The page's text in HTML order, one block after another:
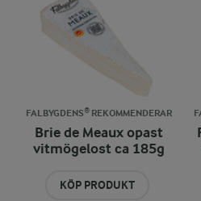
FALBYGDENS® REKOMMENDERAR
Brie de Meaux opast
vitmögelost ca 185g
KÖP PRODUKT